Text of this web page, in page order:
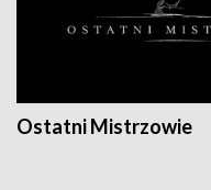
Ostatni Mistrzowie